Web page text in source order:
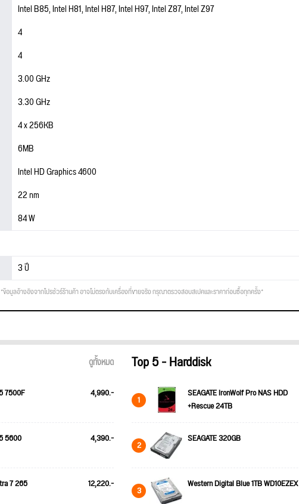
Intel B85, Intel H81, Intel H87, Intel H97, Intel Z87, Intel Z97
4
4
3.00 GHz
3.30 GHz
4 x 256KB
6MB
Intel HD Graphics 4600
22 nm
84 W
3 ปี
*ข้อมูลอ้างอิงจากโปรชัวร์ร้านค้า อาจไม่ตรงกับเครื่องที่ขายจริง กรุณาตรวจสอบสเปคและราคาก่อนซื้อทุกครั้ง*
ดูทั้งหมด
7500F 4,990.-
5600 4,390.-
7 265 12,220.-
Top 5 - Harddisk
1
SEAGATE IronWolf Pro NAS HDD
+Rescue 24TB
2 SEAGATE 320GB
3 Western Digital Blue 1TB WD10EZEX